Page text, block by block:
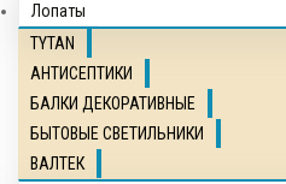
Лопаты
TYTAN
АНТИСЕПТИКИ
БАЛКИ ДЕКОРАТИВНЫЕ
БЫТОВЫЕ СВЕТИЛЬНИКИ
ВАЛТЕК